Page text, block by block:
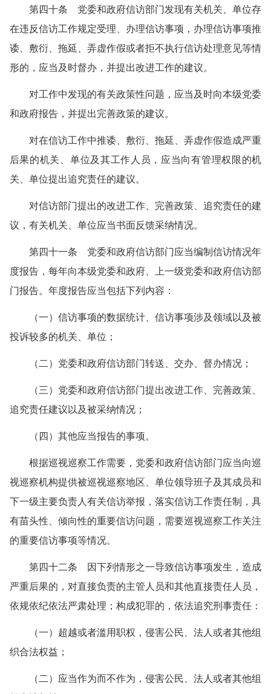
第四十条 党委和政府信访部门发现有关机关、单位存
在违反信访工作规定受理、办理信访事项，办理信访事项推
诿、敷衍、拖延、弄虚作假或者拒不执行信访处理意见等情
形的，应当及时督办，并提出改进工作的建议。
对工作中发现的有关政策性问题，应当及时向本级党委
和政府报告，并提出完善政策的建议。
对在信访工作中推诿、敷衍、拖延、弄虚作假造成严重
后果的机关、单位及其工作人员，应当向有管理权限的机
关、单位提出追究责任的建议。
对信访部门提出的改进工作、完善政策、追究责任的建
议，有关机关、单位应当书面反馈采纳情况。
第四十一条 党委和政府信访部门应当编制信访情况年
度报告，每年向本级党委和政府、上一级党委和政府信访部
门报告。年度报告应当包括下列内容：
（一）信访事项的数据统计、信访事项涉及领域以及被
投诉较多的机关、单位；
（二）党委和政府信访部门转送、交办、督办情况；
（三）党委和政府信访部门提出改进工作、完善政策、
追究责任建议以及被采纳情况；
（四）其他应当报告的事项。
根据巡视巡察工作需要，党委和政府信访部门应当向巡
视巡察机构提供被巡视巡察地区、单位领导班子及其成员和
下一级主要负责人有关信访举报，落实信访工作责任制，具
有苗头性、倾向性的重要信访问题，需要巡视巡察工作关注
的重要信访事项等情况。
第四十二条 因下列情形之一导致信访事项发生，造成
严重后果的，对直接负责的主管人员和其他直接责任人员，
依规依纪依法严肃处理；构成犯罪的，依法追究刑事责任：
（一）超越或者滥用职权，侵害公民、法人或者其他组
织合法权益；
（二）应当作为而不作为，侵害公民、法人或者其他组